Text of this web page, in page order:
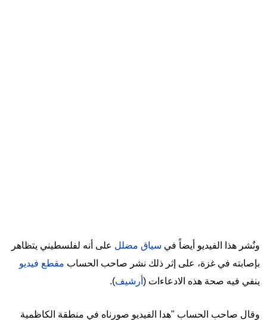
ونٌشر هذا الفيديو أيضاً في سياق مضلل على أنه لفلسطيني يتظاهر
بإصابته في غزة، على إثر ذلك نشر صاحب الحساب مقطع فيديو
ينفي فيه صحة هذه الادعاءات ( أرشيف).
وقال صاحب الحساب "هدا الفيديو صورناه في منطقة الكاظمية